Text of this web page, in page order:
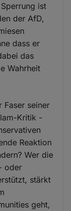
ist
der AfD,
dass er
das
Wahrheit
Faser seiner
Kritik -
Reaktion
Wer die
oder
stärkt
geht,